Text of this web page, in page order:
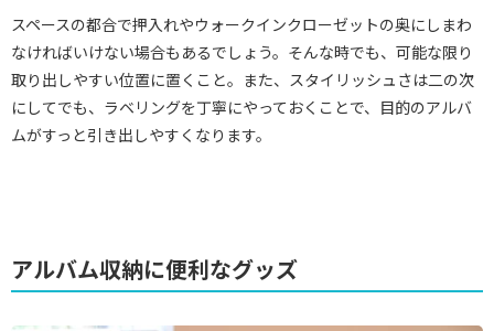
スペースの都合で押入れやウォークインクローゼットの奥にしまわ
なければいけない場合もあるでしょう。そんな時でも、可能な限り
取り出しやすい位置に置くこと。また、スタイリッシュさは二の次
にしてでも、ラベリングを丁寧にやっておくことで、目的のアルバ
ムがすっと引き出しやすくなります。
アルバム収納に便利なグッズ